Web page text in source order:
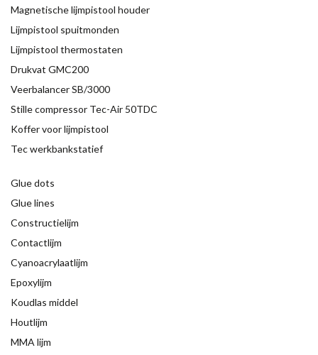
Magnetische lijmpistool houder
Lijmpistool spuitmonden
Lijmpistool thermostaten
Drukvat GMC200
Veerbalancer SB/3000
Stille compressor Tec-Air 50TDC
Koffer voor lijmpistool
Tec werkbankstatief
Glue dots
Glue lines
Constructielijm
Contactlijm
Cyanoacrylaatlijm
Epoxylijm
Koudlas middel
Houtlijm
MMA lijm